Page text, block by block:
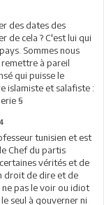
des dates des
de cela ? C'est lui qui
Sommes nous
à pareil
qui puisse le
islamiste et salafiste :
§
tunisien et est
Chef du partis
vérités et de
droit de dire et de
pas le voir ou idiot
seul à gouverner ni